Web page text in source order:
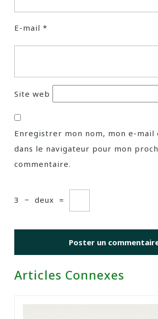
E-mail *
Site web
Enregistrer mon nom, mon e-mail
dans le navigateur pour mon
commentaire.
3 − deux =
Articles Connexes